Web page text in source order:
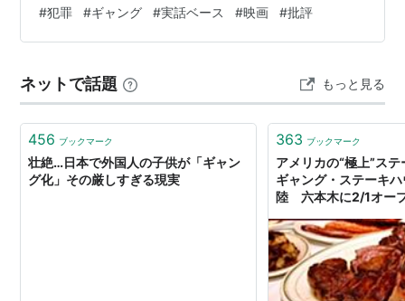
国：アメリカ合衆国 ジャンル：犯罪ドラマ／ギャング／
実話ベース 製作費：約3,500万ドル 興行収入：約1億
東和（日本） 🎥 スタッフ 監督：マイク・ニューウェル
脚本：ポール・アタナシオ …
#犯罪 #ギャング #実話ベース #映画 #批評
ネットで話題 もっと見る
456 ブックマーク
壮絶…日本で外国人の子供が「ギャン
グ化」その厳しすぎる現実
363 ブックマーク
アメリカの“極上”ス
ギャング・ステーキ
陸 六本木に2/1オー